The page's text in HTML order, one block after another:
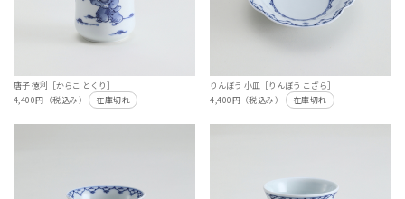
唐子 徳利［からこ とくり］
4,400円（税込み）
在庫切れ
りんぼう 小皿［りんぼう こざら］
4,400円（税込み）
在庫切れ